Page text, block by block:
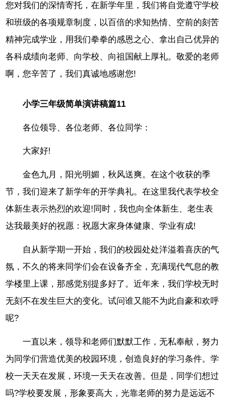
您对我们的深情寄托，在新学年里，我们将自觉遵守学校
和班级的各项规章制度，以百倍的求知热情、空前的刻苦
精神完成学业，用我们拳拳的感恩之心、拿出自己优异的
各科成绩向老师、向学校、向祖国献上厚礼。敬爱的老师
啊，您辛苦了，我们真诚地感谢您!
小学三年级简单演讲稿篇11
各位领导、各位老师、各位同学：
大家好!
金色九月，阳光明媚，秋风送爽。在这个收获的季
节，我们迎来了新学年的开学典礼。在这里我代表学校全
体新生表示热烈的欢迎!同时，我也向全体新生、老生表
达我最美好的祝愿：祝愿大家身体健康、学业有成!
自从新学期一开始，我们的校园处处洋溢着喜庆的气
氛，不久的将来同学们会在设备齐全，充满现代气息的教
学楼里上课，那感觉别提多好了。近年来，我们学校无时
无刻不在发生巨大的变化。试问谁又能不为此自豪和欢呼
呢?
一直以来，领导和老师们默默工作，无私奉献，努力
为同学们营造优美的校园环境，创造良好的学习条件。学
校一天天在发展，环境一天天在改善。但是，同学们想过
吗?学校要发展，形象要高大，光靠老师的努力是远远不